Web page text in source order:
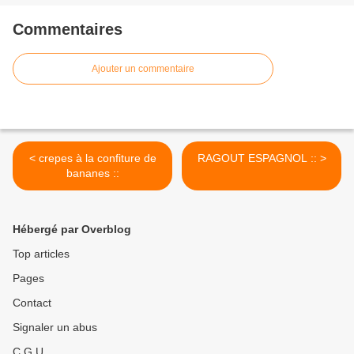
Commentaires
Ajouter un commentaire
< crepes à la confiture de
bananes ::
RAGOUT ESPAGNOL :: >
Hébergé par Overblog
Top articles
Pages
Contact
Signaler un abus